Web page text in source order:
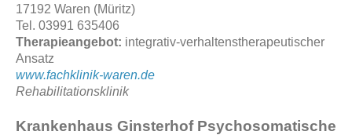
17192 Waren (Müritz)
Tel. 03991 635406
Therapieangebot: integrativ-verhaltenstherapeutischer
Ansatz
www.fachklinik-waren.de
Rehabilitationsklinik
Krankenhaus Ginsterhof Psychosomatische